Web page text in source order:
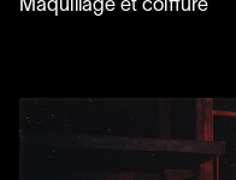
Maquillage et coiffure